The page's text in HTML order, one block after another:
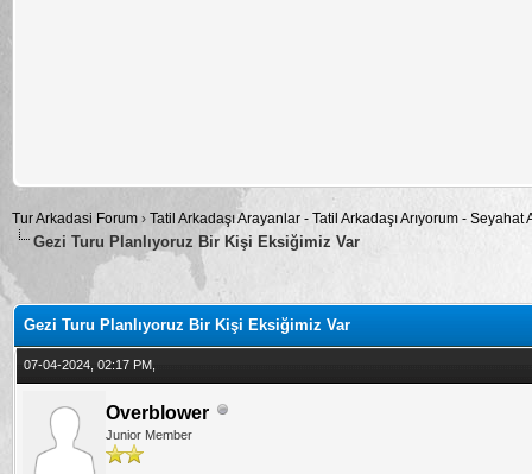
Tur Arkadasi Forum › Tatil Arkadaşı Arayanlar - Tatil Arkadaşı Arıyorum -
Gezi Turu Planlıyoruz Bir Kişi Eksiğimiz Var
0
Gezi Turu Planlıyoruz Bir Kişi Eksiğimiz Var
07-04-2024, 02:17 PM,
Overblower
Junior Member